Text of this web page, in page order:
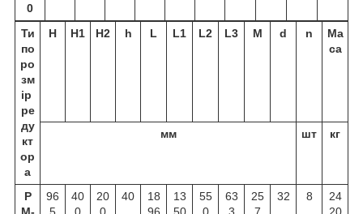
0
Ти
по
ро
зм
ір
ре
ду
кт
ор
а
Н Н1 Н2 h L L1 L2 L3 M d n
Ма
са
мм шт кг
Р
96
40
20
40
18
13
55
63
25
32 8
24